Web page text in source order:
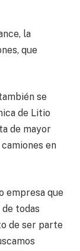
la
que
se
de Litio
de mayor
en
empresa que
todas
de ser parte